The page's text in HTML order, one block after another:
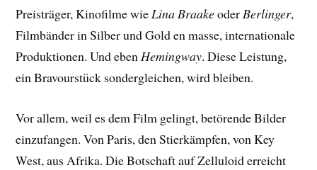
Preisträger, Kinofilme wieLina BraakeoderBerlinger,
Filmbänder in Silber und Gold en masse, internationale
Produktionen. Und ebenHemingway. Diese Leistung,
ein Bravourstück sondergleichen, wird bleiben.
Vor allem, weil es dem Film gelingt, betörende Bilder
einzufangen. Von Paris, den Stierkämpfen, von Key
West, aus Afrika. Die Botschaft auf Zelluloid erreicht